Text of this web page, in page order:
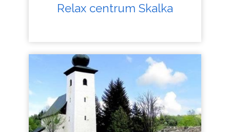
Relax centrum Skalka